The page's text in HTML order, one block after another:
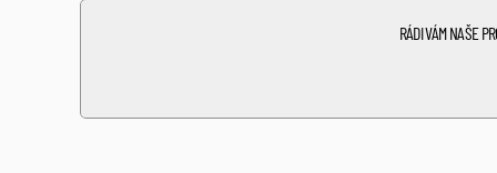
RÁDI VÁM NAŠE